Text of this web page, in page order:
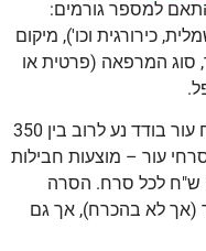
למספר גורמים:
כירורגית וכו'), מיקום
סוג המרפאה (פרטית או
בקליניקות פרטיות, המחיר להסרת סרח עור בודד נע לרוב בין 350
עור – מוצעות חבילות
במחירים כוללים שנעים בין 120 – 180 ש"ח לכל סרח. הסרה
(אך לא בהכרח), אך גם